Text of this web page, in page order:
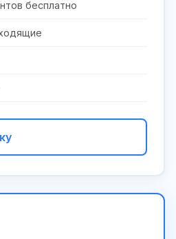
бесплатно